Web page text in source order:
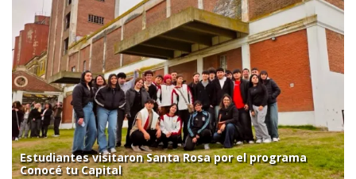
Estudiantes visitaron Santa Rosa por el programa
Conocé tu Capital